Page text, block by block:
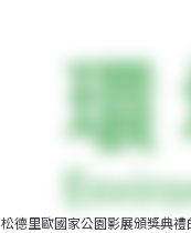
松德里歐國家公園影展頒獎典